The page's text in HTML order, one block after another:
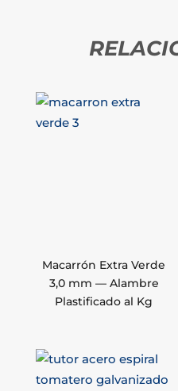
Macarrón Extra Verde
3,0 mm — Alambre
Plastificado al Kg